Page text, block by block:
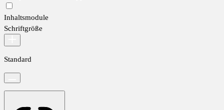
Inhaltsmodule
Schriftgröße
Standard